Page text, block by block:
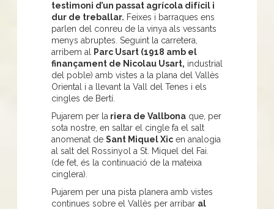
testimoni d’un passat agrícola difícil i
dur de treballar. Feixes i barraques ens
parlen del conreu de la vinya als vessants
menys abruptes. Seguint la carretera,
arribem al Parc Usart (1918 amb el
finançament de Nicolau Usart, industrial
del poble) amb vistes a la plana del Vallès
Oriental i a llevant la Vall del Tenes i els
cingles de Bertí.
Pujarem per la riera de Vallbona que, per
sota nostre, en saltar el cingle fa el salt
anomenat de Sant Miquel Xic en analogia
al salt del Rossinyol a St. Miquel del Fai.
(de fet, és la continuació de la mateixa
cinglera).
Pujarem per una pista planera amb vistes
continues sobre el Vallès per arribar al